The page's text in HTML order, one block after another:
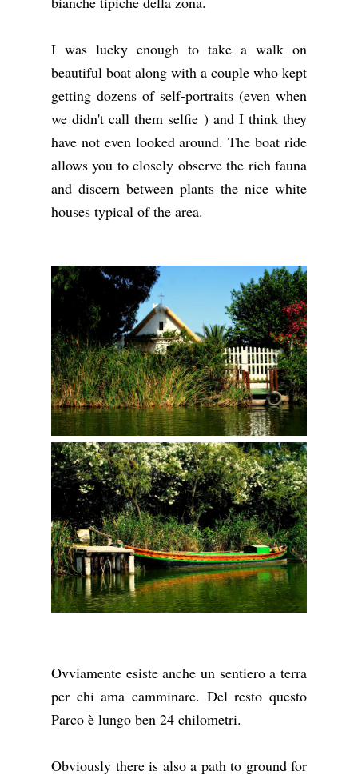
I was lucky enough to take a walk on
beautiful boat along with a couple who kept
getting dozens of self-portraits (even when
we didn't call them selfie ) and I think they
have not even looked around. The boat ride
allows you to closely observe the rich fauna
and discern between plants the nice white
houses typical of the area.
Ovviamente esiste anche un sentiero a terra
per chi ama camminare. Del resto questo
Parco è lungo ben 24 chilometri.
Obviously there is also a path to ground for